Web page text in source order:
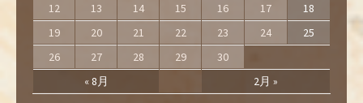
« 8月 2月 »
12
13 14 15 16 17
18
19
20 21 22 23 24
25
26
27 28 29 30